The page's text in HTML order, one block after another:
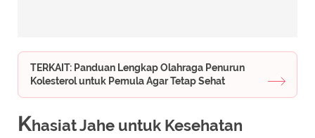
TERKAIT: Panduan Lengkap Olahraga Penurun
Kolesterol untuk Pemula Agar Tetap Sehat
Khasiat Jahe untuk Kesehatan